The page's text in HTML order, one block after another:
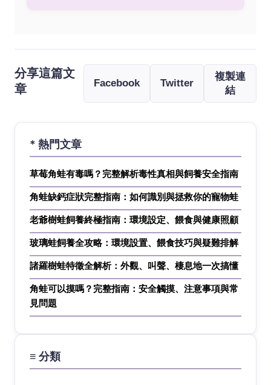
分享這篇文
章
Facebook Twitter
複製連
結
* 熱門文章
草莓角蛙有毒嗎？完整解析毒性真相與飼養安全指南
角蛙缺鈣症狀完整指南：如何識別與拯救你的寵物蛙
老爺樹蛙飼養終極指南：環境設定、餵食與健康照顧
玻璃蛙飼養全攻略：環境設置、餵食技巧與疑難排解
諸羅樹蛙特徵全解析：外觀、叫聲、棲息地一次搞懂
角蛙可以摸嗎？完整指南：安全觸摸、注意事項與常
見問題
≡ 分類